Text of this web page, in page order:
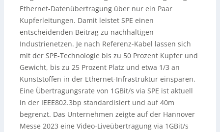
Ethernet-Datenübertragung über nur ein Paar
Kupferleitungen. Damit leistet SPE einen
entscheidenden Beitrag zu nachhaltigen
Industrienetzen. Je nach Referenz-Kabel lassen sich
mit der SPE-Technologie bis zu 50 Prozent Kupfer und
Gewicht, bis zu 25 Prozent Platz und etwa 1/3 an
Kunststoffen in der Ethernet-Infrastruktur einsparen.
Eine Übertragungsrate von 1GBit/s via SPE ist aktuell
in der IEEE802.3bp standardisiert und auf 40m
begrenzt. Das Unternehmen zeigte auf der Hannover
Messe 2023 eine Video-Liveübertragung via 1GBit/s